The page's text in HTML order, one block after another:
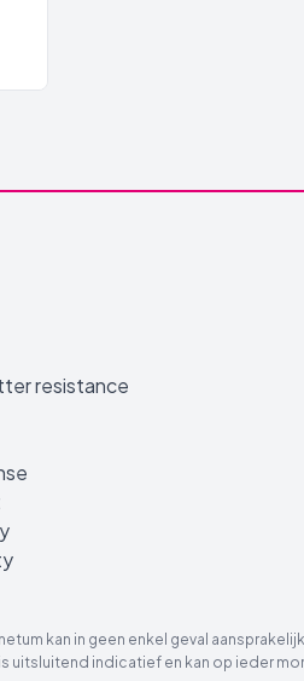
resistance
kan in geen enkel geval
uitsluitend indicatief en kan op ieder